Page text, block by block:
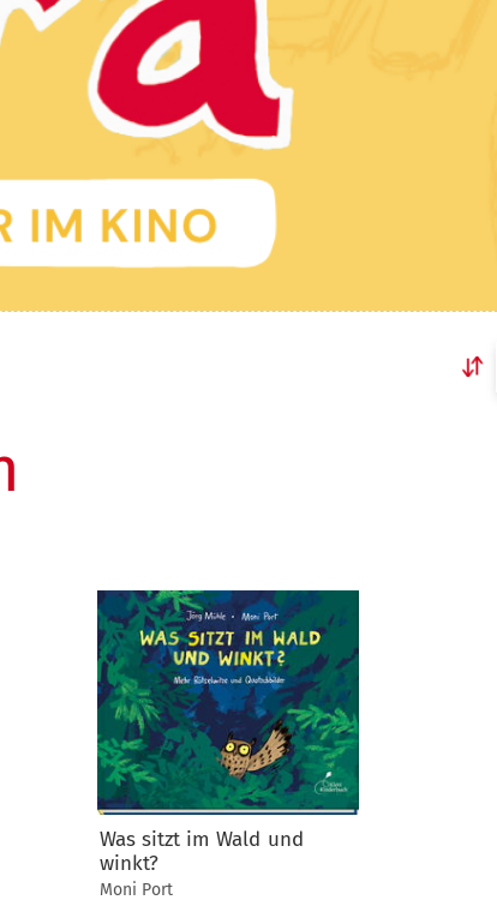
Was sitzt im Wald und
winkt?
Moni Port